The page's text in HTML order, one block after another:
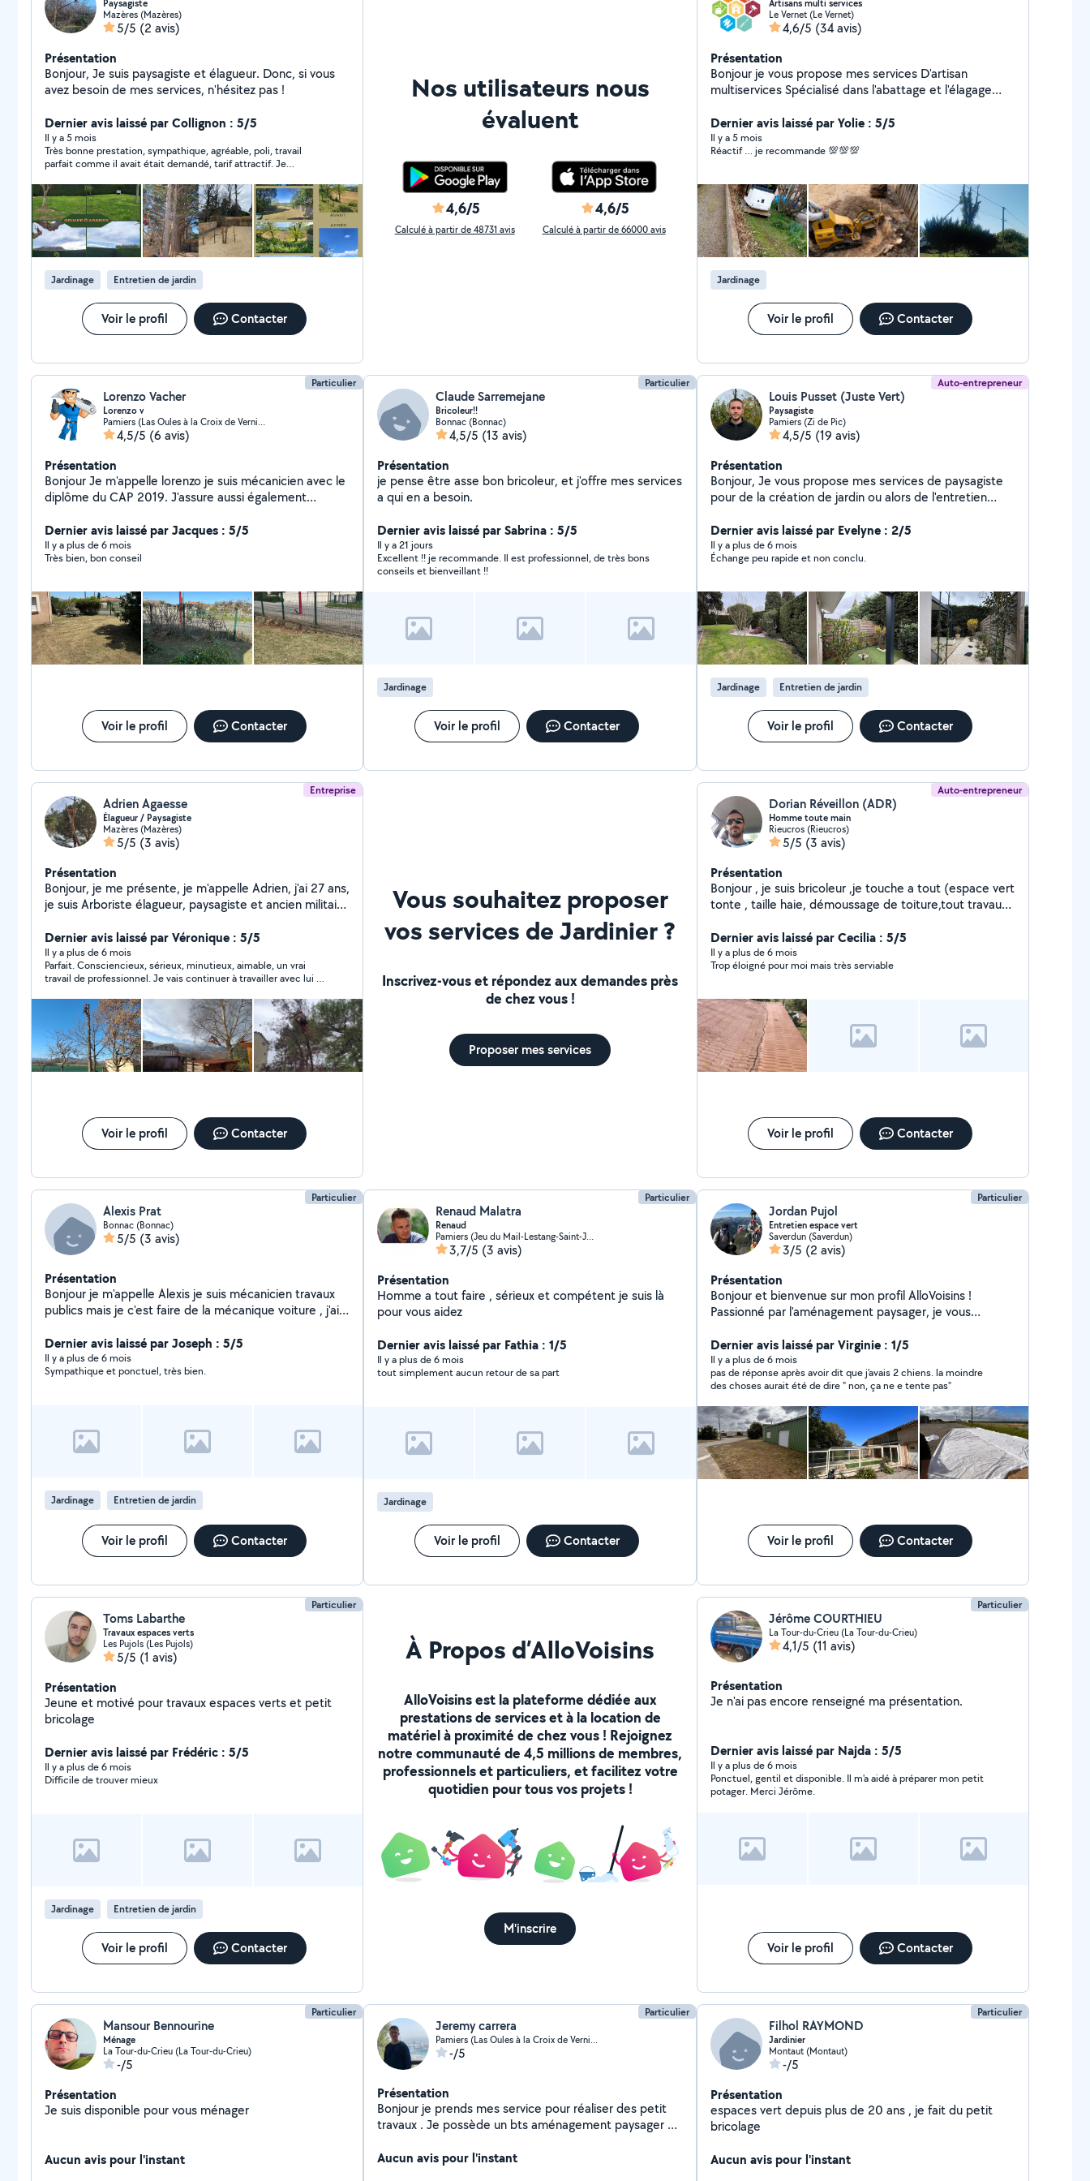
Paysagiste
Mazères (Mazères)
5/5 (2 avis)
Présentation
Bonjour, Je suis paysagiste et élagueur. Donc, si vous
avez besoin de mes services, n'hésitez pas !
Dernier avis laissé par Collignon : 5/5
Il y a 5 mois
Très bonne prestation, sympathique, agréable, poli, travail
parfait comme il avait était demandé, tarif attractif. Je
Jardinage Entretien de jardin
Voir le profil Contacter
Nos utilisateurs nous
évaluent
4,6/5
Calculé à partir de 48731 avis
4,6/5
Calculé à partir de 66000 avis
Artisans multi services
Le Vernet (Le Vernet)
4,6/5 (34 avis)
Présentation
Bonjour je vous propose mes services D'artisan
multiservices Spécialisé dans l'abattage et l'élagage
plus de renseignements n'hésitez pas à me contacter
Dernier avis laissé par Yolie : 5/5
Il y a 5 mois
Réactif … je recommande 💯💯💯
Jardinage
Voir le profil Contacter
Particulier
Lorenzo Vacher
Lorenzo v
Pamiers (Las Oules à la Croix de Verniolle)
4,5/5 (6 avis)
Présentation
Bonjour Je m'appelle lorenzo je suis mécanicien avec le
diplôme du CAP 2019. J'assure aussi également
manutention
Dernier avis laissé par Jacques : 5/5
Il y a plus de 6 mois
Très bien, bon conseil
Voir le profil Contacter
Particulier
Claude Sarremejane
Bricoleur!!
Bonnac (Bonnac)
4,5/5 (13 avis)
Présentation
je pense être asse bon bricoleur, et j'offre mes services
a qui en a besoin.
Dernier avis laissé par Sabrina : 5/5
Il y a 21 jours
Excellent !! je recommande. Il est professionnel, de très bons
conseils et bienveillant !!
Jardinage
Voir le profil Contacter
Auto-entrepreneur
Louis Pusset (Juste Vert)
Paysagiste
Pamiers (Zi de Pic)
4,5/5 (19 avis)
Présentation
Bonjour, Je vous propose mes services de paysagiste
pour de la création de jardin ou alors de l'entretien
équipé de matériel professionnel et je me charge bien
évidemment d'évacuer tous les déchets verts. Vous
pouvez bénéficier de 50% de crédit d'impôts avec
une demande privé. Mon abonnement pour répondre
ne comprend que 50km autour de moi en périmètre et
seulement les catégories de jardinage et paysagisme.
Je ne pourrais malheureusement pas vous répondre.. si
cela ne rentre pas dans ces critères car l'application
me bloque .. Belle journée. Cordialement, Louis
PUSSET
Dernier avis laissé par Evelyne : 2/5
Il y a plus de 6 mois
Échange peu rapide et non conclu.
Jardinage Entretien de jardin
Voir le profil Contacter
Entreprise
Adrien Agaesse
Élagueur / Paysagiste
Mazères (Mazères)
5/5 (3 avis)
Présentation
Bonjour, je me présente, je m'appelle Adrien, j'ai 27 ans,
je suis Arboriste élagueur, paysagiste et ancien militaire
jardin. Société : Grimpe'O'arbres sur Mazeres (09270)
Diplôme : - Bac pro aménagement paysager. - CS
arboriste élagueur. PS : suite à ma résiliation de mon
abonnement "allovoisins", je ne peux malheureusement
plus répondre aux demandes privées et aux messages.
Bien Cordialement,
Dernier avis laissé par Véronique : 5/5
Il y a plus de 6 mois
Parfait. Consciencieux, sérieux, minutieux, aimable, un vrai
travail de professionnel. Je vais continuer à travailler avec lui et
Voir le profil Contacter
Vous souhaitez proposer
vos services de Jardinier ?
Inscrivez-vous et répondez aux demandes près
de chez vous !
Proposer mes services
Auto-entrepreneur
Dorian Réveillon (ADR)
Homme toute main
Rieucros (Rieucros)
5/5 (3 avis)
Présentation
Bonjour , je suis bricoleur ,je touche a tout (espace vert
tonte , taille haie, démoussage de toiture,tout travaux
contacter pour plus de renseignements Dorian
Dernier avis laissé par Cecilia : 5/5
Il y a plus de 6 mois
Trop éloigné pour moi mais très serviable
Voir le profil Contacter
Particulier
Alexis Prat
Bonnac (Bonnac)
5/5 (3 avis)
Présentation
Bonjour je m'appelle Alexis je suis mécanicien travaux
publics mais je c'est faire de la mécanique voiture , j'ai
si vous avez besoin d'aide pour un déménagement ,
Dernier avis laissé par Joseph : 5/5
Il y a plus de 6 mois
Sympathique et ponctuel, très bien.
Jardinage Entretien de jardin
Voir le profil Contacter
Particulier
Renaud Malatra
Renaud
Pamiers (Jeu du Mail-Lestang-Saint-Jean)
3,7/5 (3 avis)
Présentation
Homme a tout faire , sérieux et compétent je suis là
pour vous aidez
Dernier avis laissé par Fathia : 1/5
Il y a plus de 6 mois
tout simplement aucun retour de sa part
Jardinage
Voir le profil Contacter
Particulier
Jordan Pujol
Entretien espace vert
Saverdun (Saverdun)
3/5 (2 avis)
Présentation
Bonjour et bienvenue sur mon profil AlloVoisins !
Passionné par l'aménagement paysager, je vous
espaces verts. Mes Services : - Tonte de Pelouse -
Taille de Haies Entretien et Aménagement Paysager Je
suis à votre disposition pour toute question.
Dernier avis laissé par Virginie : 1/5
Il y a plus de 6 mois
pas de réponse après avoir dit que j'avais 2 chiens. la moindre
des choses aurait été de dire " non, ça ne e tente pas"
Voir le profil Contacter
Particulier
Toms Labarthe
Travaux espaces verts
Les Pujols (Les Pujols)
5/5 (1 avis)
Présentation
Jeune et motivé pour travaux espaces verts et petit
bricolage
Dernier avis laissé par Frédéric : 5/5
Il y a plus de 6 mois
Difficile de trouver mieux
Jardinage Entretien de jardin
Voir le profil Contacter
À Propos d’AlloVoisins
AlloVoisins est la plateforme dédiée aux
prestations de services et à la location de
matériel à proximité de chez vous ! Rejoignez
notre communauté de 4,5 millions de membres,
professionnels et particuliers, et facilitez votre
quotidien pour tous vos projets !
M'inscrire
Particulier
Jérôme COURTHIEU
La Tour-du-Crieu (La Tour-du-Crieu)
4,1/5 (11 avis)
Présentation
Je n'ai pas encore renseigné ma présentation.
Dernier avis laissé par Najda : 5/5
Il y a plus de 6 mois
Ponctuel, gentil et disponible. Il m'a aidé à préparer mon petit
potager. Merci Jérôme.
Voir le profil Contacter
Particulier
Mansour Bennourine
Ménage
La Tour-du-Crieu (La Tour-du-Crieu)
-/5
Présentation
Je suis disponible pour vous ménager
Aucun avis pour l'instant
Particulier
Jeremy carrera
Pamiers (Las Oules à la Croix de Verniolle)
-/5
Présentation
Bonjour je prends mes service pour réaliser des petit
travaux . Je possède un bts aménagement paysager et
Aucun avis pour l'instant
Particulier
Filhol RAYMOND
Jardinier
Montaut (Montaut)
-/5
Présentation
espaces vert depuis plus de 20 ans , je fait du petit
bricolage
Aucun avis pour l'instant